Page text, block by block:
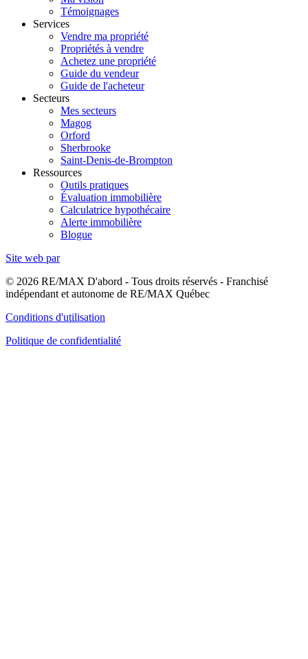
Témoignages
Services
Vendre ma propriété
Propriétés à vendre
Achetez une propriété
Guide du vendeur
Guide de l'acheteur
Secteurs
Mes secteurs
Magog
Orford
Sherbrooke
Saint-Denis-de-Brompton
Ressources
Outils pratiques
Évaluation immobilière
Calculatrice hypothécaire
Alerte immobilière
Blogue
Site web par
© 2026 RE/MAX D'abord - Tous droits réservés - Franchisé
indépendant et autonome de RE/MAX Québec
Conditions d'utilisation
Politique de confidentialité